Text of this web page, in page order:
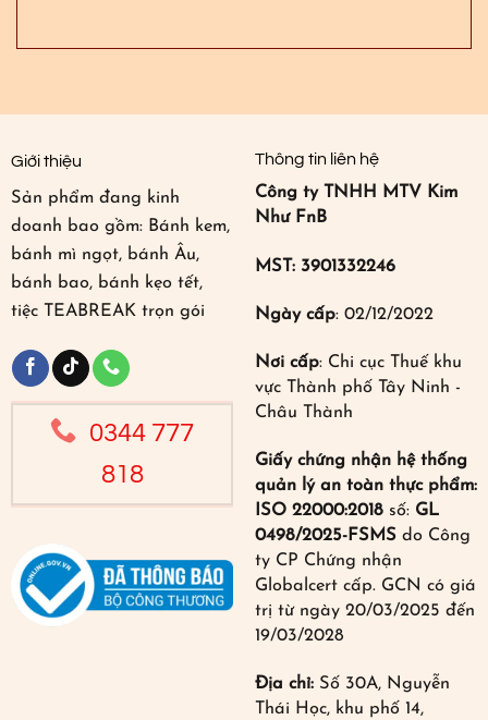
Giới thiệu
Sản phẩm đang kinh
doanh bao gồm: Bánh kem,
bánh mì ngọt, bánh Âu,
bánh bao, bánh kẹo tết,
tiệc TEABREAK trọn gói
0344 777
818
Thông tin liên hệ
Công ty TNHH MTV Kim
Như FnB
MST: 3901332246
Ngày cấp: 02/12/2022
Nơi cấp: Chi cục Thuế khu
vực Thành phố Tây Ninh -
Châu Thành
Giấy chứng nhận hệ thống
quản lý an toàn thực phẩm:
ISO 22000:2018 số: GL
0498/2025-FSMS do Công
ty CP Chứng nhận
Globalcert cấp. GCN có giá
trị từ ngày 20/03/2025 đến
19/03/2028
Địa chỉ: Số 30A, Nguyễn
Thái Học, khu phố 14,